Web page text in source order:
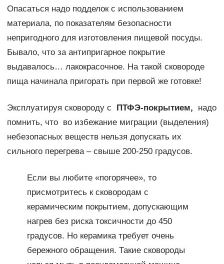
Опасаться надо подделок с использованием
материала, по показателям безопасности
непригодного для изготовления пищевой посуды.
Бывало, что за антипригарное покрытие
выдавалось… лакокрасочное. На такой сковороде
пища начинала пригорать при первой же готовке!
Эксплуатируя сковороду с ПТФЭ-покрытием, надо
помнить, что во избежание миграции (выделения)
небезопасных веществ нельзя допускать их
сильного перегрева – свыше 200-250 градусов.
Если вы любите «погорячее», то
присмотритесь к сковородам с
керамическим покрытием, допускающим
нагрев без риска токсичности до 450
градусов. Но керамика требует очень
бережного обращения. Такие сковороды